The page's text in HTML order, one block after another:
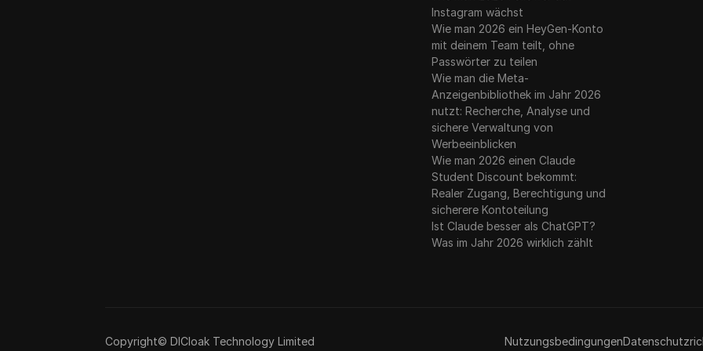
Instagram wächst
Wie man 2026 ein HeyGen-Konto
mit deinem Team teilt, ohne
Passwörter zu teilen
Wie man die Meta-
Anzeigenbibliothek im Jahr 2026
nutzt: Recherche, Analyse und
sichere Verwaltung von
Werbeeinblicken
Wie man 2026 einen Claude
Student Discount bekommt:
Realer Zugang, Berechtigung und
sicherere Kontoteilung
Ist Claude besser als ChatGPT?
Was im Jahr 2026 wirklich zählt
Copyright© DICloak Technology Limited Nutzungsbedingungen